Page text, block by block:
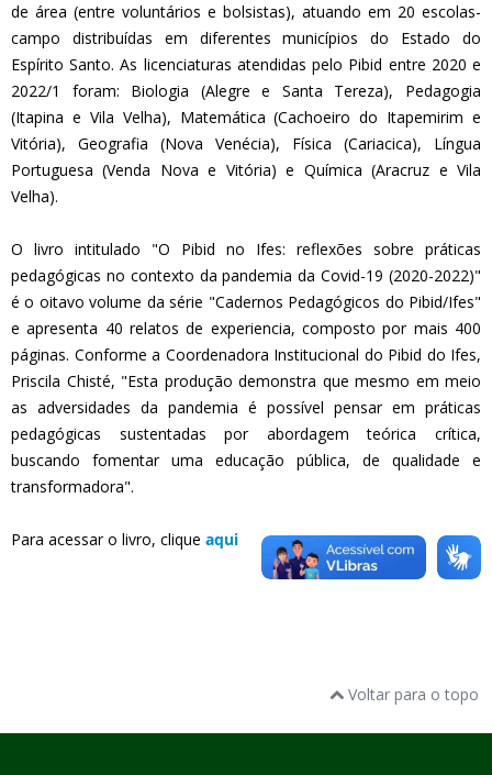
de área (entre voluntários e bolsistas), atuando em 20 escolas-
campo distribuídas em diferentes municípios do Estado do
Espírito Santo. As licenciaturas atendidas pelo Pibid entre 2020 e
2022/1 foram: Biologia (Alegre e Santa Tereza), Pedagogia
(Itapina e Vila Velha), Matemática (Cachoeiro do Itapemirim e
Vitória), Geografia (Nova Venécia), Física (Cariacica), Língua
Portuguesa (Venda Nova e Vitória) e Química (Aracruz e Vila
Velha).
O livro intitulado "O Pibid no Ifes: reflexões sobre práticas
pedagógicas no contexto da pandemia da Covid-19 (2020-2022)"
é o oitavo volume da série "Cadernos Pedagógicos do Pibid/Ifes"
e apresenta 40 relatos de experiencia, composto por mais 400
páginas. Conforme a Coordenadora Institucional do Pibid do Ifes,
Priscila Chisté, "Esta produção demonstra que mesmo em meio
as adversidades da pandemia é possível pensar em práticas
pedagógicas sustentadas por abordagem teórica crítica,
buscando fomentar uma educação pública, de qualidade e
transformadora".
Para acessar o livro, clique aqui
Voltar para o topo